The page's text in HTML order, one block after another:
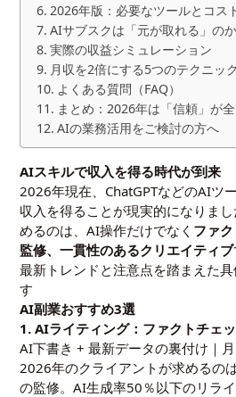
2026年版：必要なツールとコス
AIサブスクは「元が取れる」の
実際の収益シミュレーション
月収を2倍にする5つのテクニック
よくある質問（FAQ）
まとめ：2026年は「信頼」が
AIの業務活用をご検討の方へ
AIスキルで収入を得る時代が到来
2026年現在、ChatGPTなどのAIツ
収入を得ることが現実的になりま
めるのは、AI操作だけでなく ファ
監修、一貫性のあるクリエイティブ
最新トレンドと注意点を踏まえた
す
AI副業おすすめ3選
1. AIライティング：ファクトチェ
AI下書き + 最新データの裏付け｜
2026年のクライアントが求めるの
の監修。AI生成率50％以下のリラ